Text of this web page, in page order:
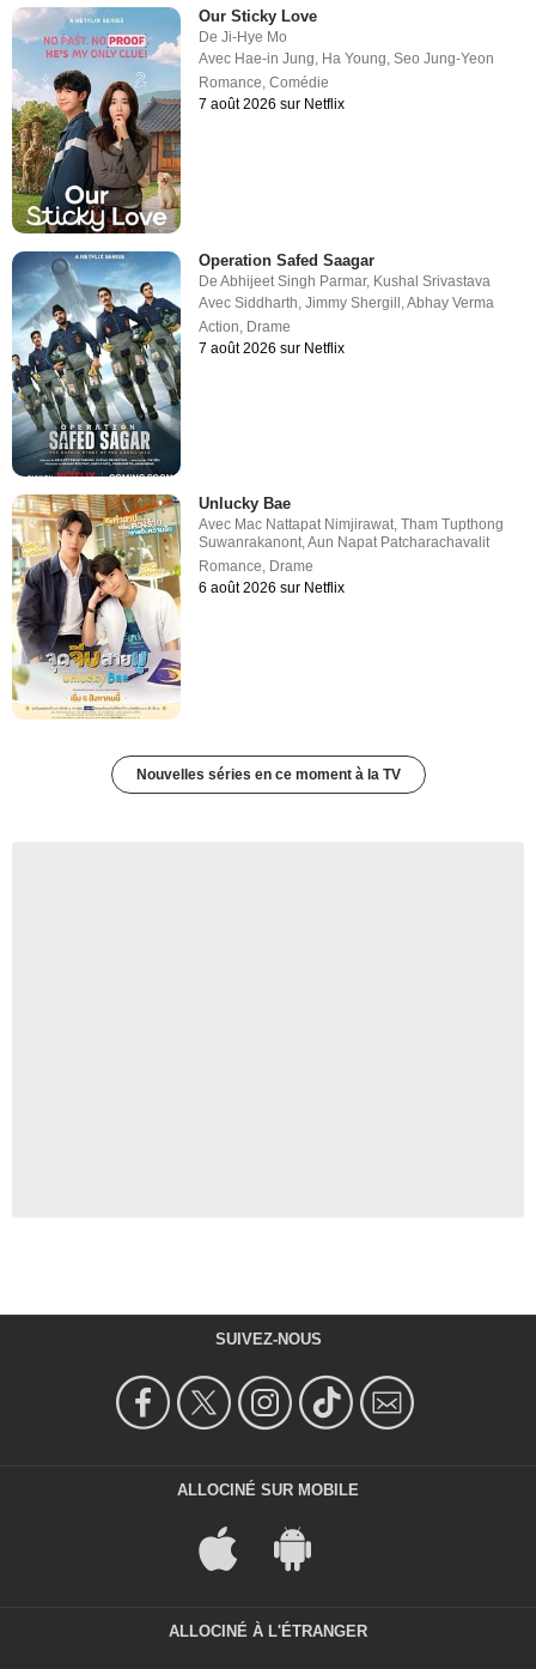
Our Sticky Love
DeJi-Hye Mo
Avec Hae-in Jung, Ha Young,Seo Jung-Yeon
Romance,Comédie
7 août 2026 sur Netflix
Operation Safed Saagar
DeAbhijeet Singh Parmar, Kushal Srivastava
AvecSiddharth ,Jimmy Shergill ,Abhay Verma
Action Drame
7 août 2026 sur Netflix
Unlucky Bae
Avec Mac Nattapat Nimjirawat,Tham Tupthong
Suwanrakanont,Aun Napat Patcharachavalit
Romance, Drame
6 août 2026 sur Netflix
Nouvelles séries en ce moment à la TV
SUIVEZ-NOUS
ALLOCINÉ SUR MOBILE
ALLOCINÉ À L'ÉTRANGER